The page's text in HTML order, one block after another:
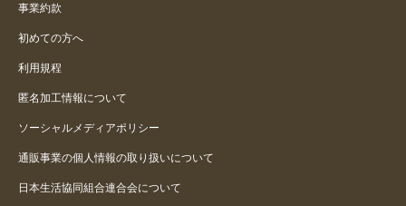
便利
片付く。
事業約款
初めての方へ
利用規程
匿名加工情報について
ソーシャルメディアポリシー
通販事業の個人情報の取り扱いについて
日本生活協同組合連合会について